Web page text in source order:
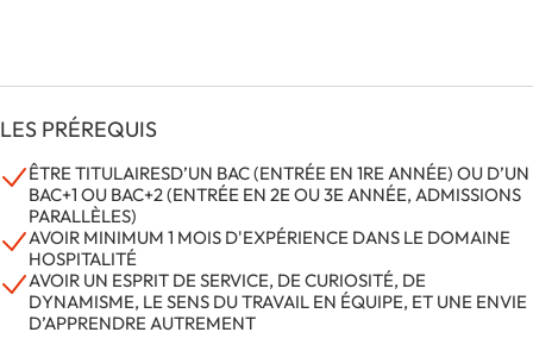
LES PRÉREQUIS
ÊTRE TITULAIRESD’UN BAC (ENTRÉE EN 1RE ANNÉE) OU D’UN
BAC+1 OU BAC+2 (ENTRÉE EN 2E OU 3E ANNÉE, ADMISSIONS
PARALLÈLES)
AVOIR MINIMUM 1 MOIS D'EXPÉRIENCE DANS LE DOMAINE
HOSPITALITÉ
AVOIR UN ESPRIT DE SERVICE, DE CURIOSITÉ, DE
DYNAMISME, LE SENS DU TRAVAIL EN ÉQUIPE, ET UNE ENVIE
D’APPRENDRE AUTREMENT